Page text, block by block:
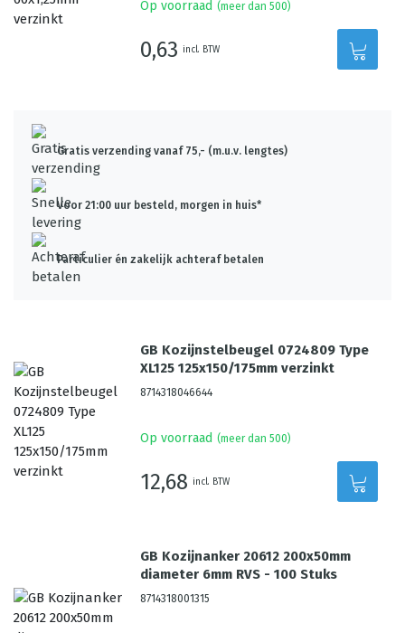
Op voorraad (meer dan 500)
0,63 incl. BTW
Gratis verzending vanaf 75,- (m.u.v. lengtes)
Voor 21:00 uur besteld, morgen in huis*
Particulier én zakelijk achteraf betalen
GB Kozijnstelbeugel 0724809 Type
XL125 125x150/175mm verzinkt
8714318046644
Op voorraad (meer dan 500)
12,68 incl. BTW
GB Kozijnanker 20612 200x50mm
diameter 6mm RVS - 100 Stuks
8714318001315